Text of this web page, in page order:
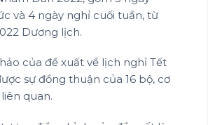
và 4 ngày nghỉ cuối tuần, từ
Dương lịch.
của đề xuất về lịch nghỉ Tết
sự đồng thuận của 16 bộ, cơ
quan.